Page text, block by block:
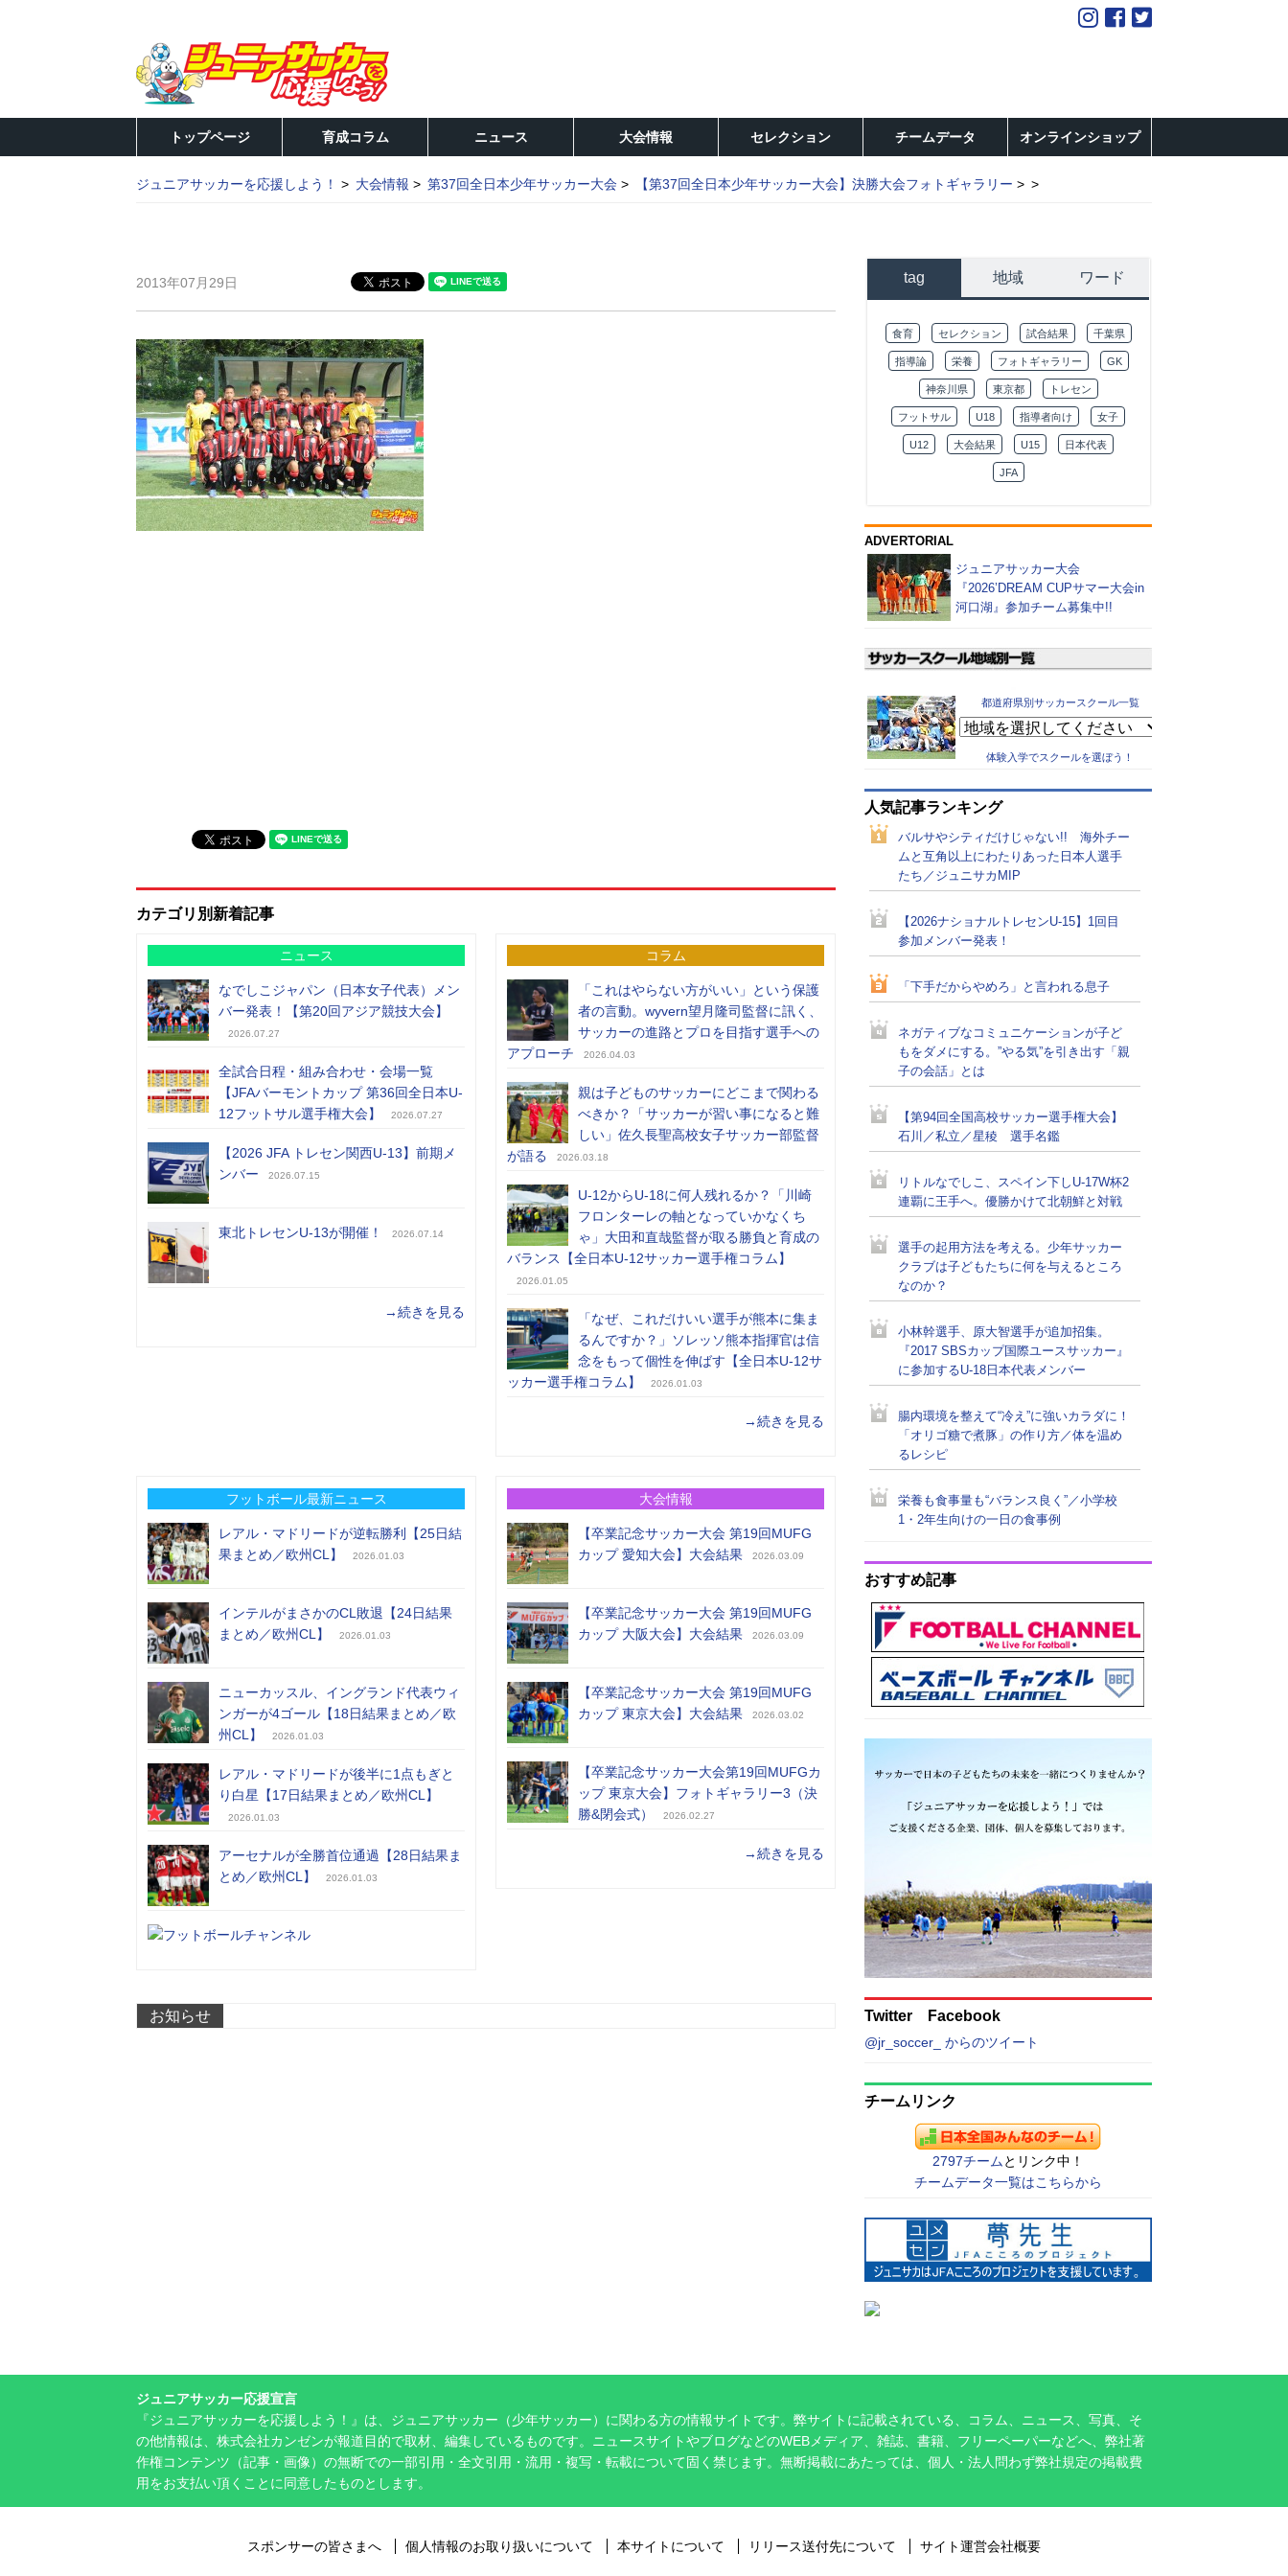
トップページ 育成コラム ニュース 大会情報 セレクション チームデータ オンラインショップ
ジュニアサッカーを応援しよう！ 大会情報 第37回全日本少年サッカー大会 【第37回全日本少年サッカー大会】決勝大会フォトギャラリー
2013年07月29日
カテゴリ別新着記事
ニュース
なでしこジャパン（日本女子代表）メン
バー発表！【第20回アジア競技大会】
2026.07.27
全試合日程・組み合わせ・会場一覧
【JFAバーモントカップ 第36回全日本U-
12フットサル選手権大会】
2026.07.27
【2026 JFA トレセン関西U-13】前期メ
ンバー
2026.07.15
東北トレセンU-13が開催！ 2026.07.14
→続きを見る
コラム
「これはやらない方がいい」という保護
者の言動。wyvern望月隆司監督に訊く、
サッカーの進路とプロを目指す選手への
アプローチ
2026.04.03
親は子どものサッカーにどこまで関わる
べきか？「サッカーが習い事になると難
しい」佐久長聖高校女子サッカー部監督
が語る
2026.03.18
U-12からU-18に何人残れるか？「川崎
フロンターレの軸となっていかなくち
ゃ」大田和直哉監督が取る勝負と育成の
バランス【全日本U-12サッカー選手権コラム】
2026.01.05
「なぜ、これだけいい選手が熊本に集ま
るんですか？」ソレッソ熊本指揮官は信
念をもって個性を伸ばす【全日本U-12サ
ッカー選手権コラム】
2026.01.03
→続きを見る
フットボール最新ニュース
レアル・マドリードが逆転勝利【25日結
果まとめ／欧州CL】
2026.01.03
インテルがまさかのCL敗退【24日結果
まとめ／欧州CL】
2026.01.03
ニューカッスル、イングランド代表ウィ
ンガーが4ゴール【18日結果まとめ／欧
州CL】
2026.01.03
レアル・マドリードが後半に1点もぎと
り白星【17日結果まとめ／欧州CL】
2026.01.03
アーセナルが全勝首位通過【28日結果ま
とめ／欧州CL】
2026.01.03
大会情報
【卒業記念サッカー大会 第19回MUFG
カップ 愛知大会】大会結果
2026.03.09
【卒業記念サッカー大会 第19回MUFG
カップ 大阪大会】大会結果
2026.03.09
【卒業記念サッカー大会 第19回MUFG
カップ 東京大会】大会結果
2026.03.02
【卒業記念サッカー大会第19回MUFGカ
ップ 東京大会】フォトギャラリー3（決
勝&閉会式）
2026.02.27
→続きを見る
お知らせ
tag 地域 ワード
食育 セレクション 試合結果 千葉県
指導論 栄養 フォトギャラリー GK
神奈川県 東京都 トレセン
フットサル U18 指導者向け 女子
U12 大会結果 U15 日本代表
JFA
ADVERTORIAL
ジュニアサッカー大会
『2026’DREAM CUPサマー大会in
河口湖』参加チーム募集中!!
都道府県別サッカースクール一覧
体験入学でスクールを選ぼう！
人気記事ランキング
バルサやシティだけじゃない!! 海外チー
ムと互角以上にわたりあった日本人選手
たち／ジュニサカMIP
【2026ナショナルトレセンU-15】1回目
参加メンバー発表！
「下手だからやめろ」と言われる息子
ネガティブなコミュニケーションが子ど
もをダメにする。”やる気”を引き出す「親
子の会話」とは
【第94回全国高校サッカー選手権大会】
石川／私立／星稜 選手名鑑
リトルなでしこ、スペイン下しU-17W杯2
連覇に王手へ。優勝かけて北朝鮮と対戦
選手の起用方法を考える。少年サッカー
クラブは子どもたちに何を与えるところ
なのか？
小林幹選手、原大智選手が追加招集。
『2017 SBSカップ国際ユースサッカー』
に参加するU-18日本代表メンバー
腸内環境を整えて“冷え”に強いカラダに！
「オリゴ糖で煮豚」の作り方／体を温め
るレシピ
栄養も食事量も“バランス良く”／小学校
1・2年生向けの一日の食事例
おすすめ記事
Twitter Facebook
@jr_soccer_ からのツイート
チームリンク
2797チーム とリンク中！
チームデータ一覧はこちらから
ジュニアサッカー応援宣言
『ジュニアサッカーを応援しよう！』は、ジュニアサッカー（少年サッカー）に関わる方の情報サイトです。弊サイトに記載されている、コラム、ニュース、写真、そ
の他情報は、株式会社カンゼンが報道目的で取材、編集しているものです。ニュースサイトやブログなどのWEBメディア、雑誌、書籍、フリーペーパーなどへ、弊社著
作権コンテンツ（記事・画像）の無断での一部引用・全文引用・流用・複写・転載について固く禁じます。無断掲載にあたっては、個人・法人問わず弊社規定の掲載費
用をお支払い頂くことに同意したものとします。
スポンサーの皆さまへ 個人情報のお取り扱いについて 本サイトについて リリース送付先について サイト運営会社概要